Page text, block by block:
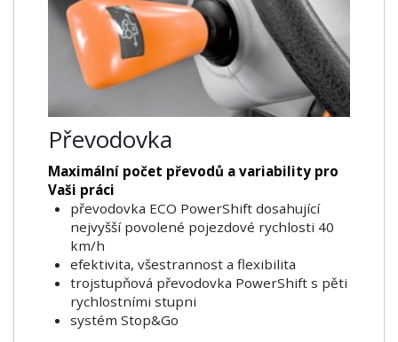
Převodovka
Maximální počet převodů a variability pro
Vaši práci
převodovka ECO PowerShift dosahující
nejvyšší povolené pojezdové rychlosti 40
km/h
efektivita, všestrannost a flexibilita
trojstupňová převodovka PowerShift s pěti
rychlostními stupni
systém Stop&Go